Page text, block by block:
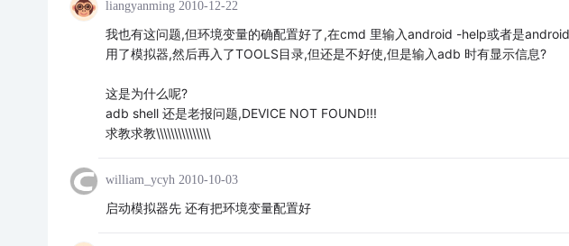
liangyanming 2010-12-22
我也有这问题,但环境变量的确配置好了,在cmd 里输入android -help或者是
用了模拟器,然后再入了TOOLS目录,但还是不好使,但是输入adb 时有显示信息?
这是为什么呢?
adb shell 还是老报问题,DEVICE NOT FOUND!!!
求教求教\\\\\\\\\\\\\\\
william_ycyh 2010-10-03
启动模拟器先 还有把环境变量配置好